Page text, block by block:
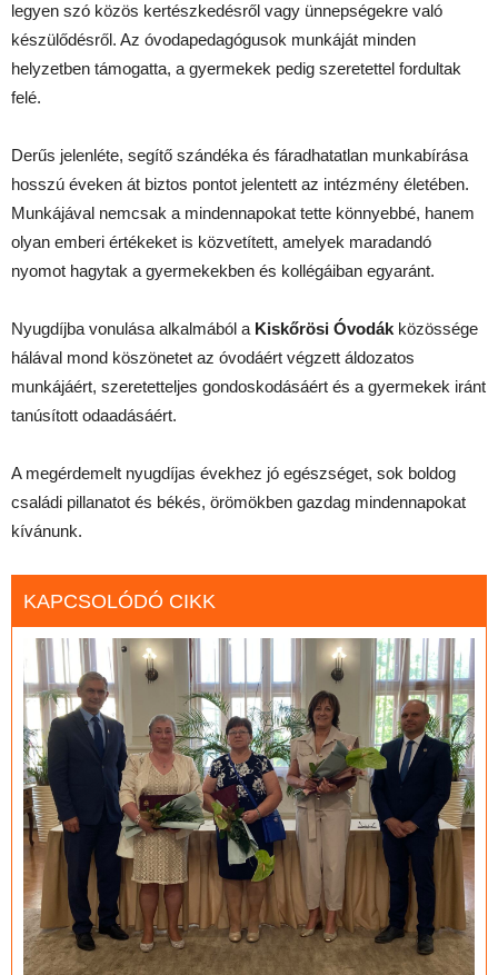
legyen szó közös kertészkedésről vagy ünnepségekre való
készülődésről. Az óvodapedagógusok munkáját minden
helyzetben támogatta, a gyermekek pedig szeretettel fordultak
felé.
Derűs jelenléte, segítő szándéka és fáradhatatlan munkabírása
hosszú éveken át biztos pontot jelentett az intézmény életében.
Munkájával nemcsak a mindennapokat tette könnyebbé, hanem
olyan emberi értékeket is közvetített, amelyek maradandó
nyomot hagytak a gyermekekben és kollégáiban egyaránt.
Nyugdíjba vonulása alkalmából a Kiskőrösi Óvodák közössége
hálával mond köszönetet az óvodáért végzett áldozatos
munkájáért, szeretetteljes gondoskodásáért és a gyermekek iránt
tanúsított odaadásáért.
A megérdemelt nyugdíjas évekhez jó egészséget, sok boldog
családi pillanatot és békés, örömökben gazdag mindennapokat
kívánunk.
KAPCSOLÓDÓ CIKK